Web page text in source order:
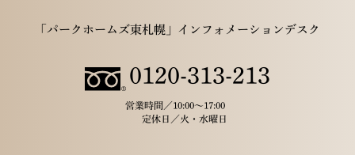
「パークホームズ東札幌」インフォメーションデスク
0120-313-213
営業時間／10:00～17:00
定休日／火・水曜日